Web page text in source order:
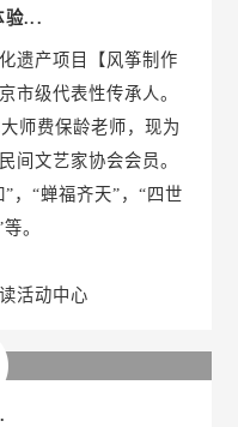
验...
遗产项目【风筝制作
市级代表性传承人。
师费保龄老师，现为
间文艺家协会会员。
，“蝉福齐天”，“四世
。
活动中心